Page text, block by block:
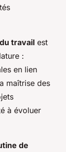
travail est
:
en lien
maîtrise des
à évoluer
de